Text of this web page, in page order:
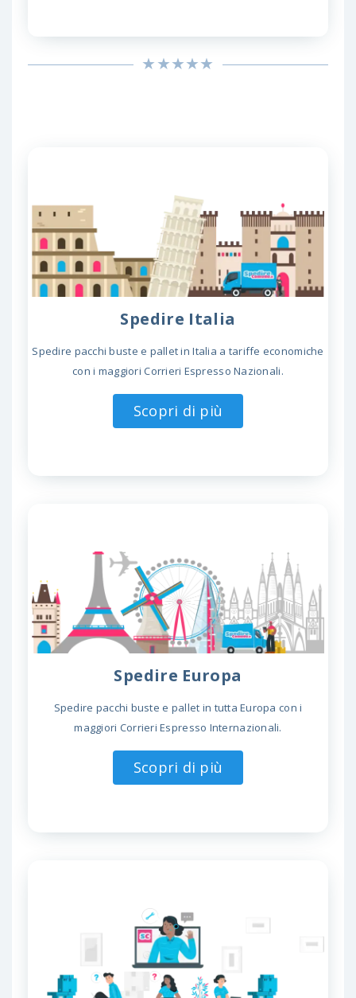
Spedire Italia
Spedire pacchi buste e pallet in Italia a tariffe economiche
con i maggiori Corrieri Espresso Nazionali.
Scopri di più
Spedire Europa
Spedire pacchi buste e pallet in tutta Europa con i
maggiori Corrieri Espresso Internazionali.
Scopri di più